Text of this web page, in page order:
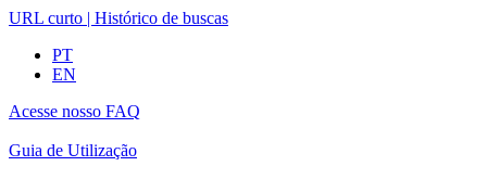
URL curto | Histórico de buscas
PT
EN
Acesse nosso FAQ
Guia de Utilização